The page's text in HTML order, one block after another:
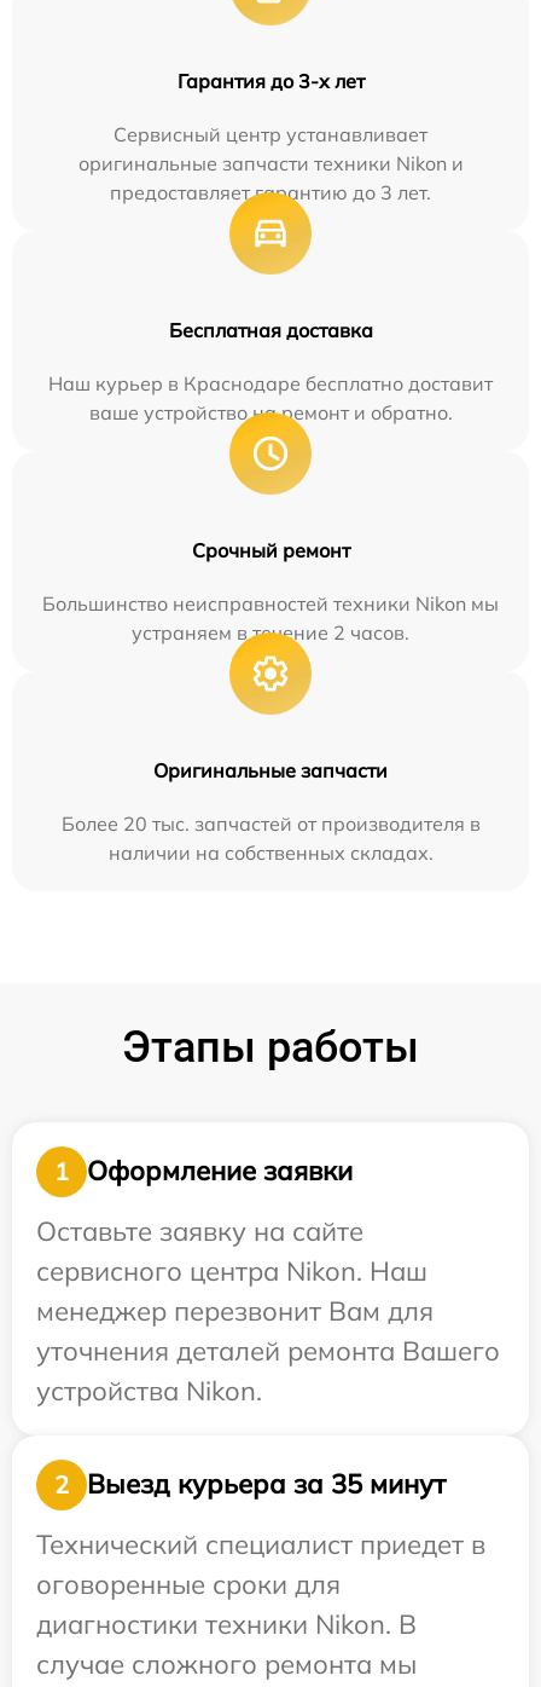
Гарантия до 3-х лет
Сервисный центр устанавливает
оригинальные запчасти техники Nikon и
предоставляет гарантию до 3 лет.
Бесплатная доставка
Наш курьер в Краснодаре бесплатно доставит
ваше устройство на ремонт и обратно.
Срочный ремонт
Большинство неисправностей техники Nikon мы
устраняем в течение 2 часов.
Оригинальные запчасти
Более 20 тыс. запчастей от производителя в
наличии на собственных складах.
Этапы работы
1
Оформление заявки
Оставьте заявку на сайте
сервисного центра Nikon. Наш
менеджер перезвонит Вам для
уточнения деталей ремонта Вашего
устройства Nikon.
2
Выезд курьера за 35 минут
Технический специалист приедет в
оговоренные сроки для
диагностики техники Nikon. В
случае сложного ремонта мы